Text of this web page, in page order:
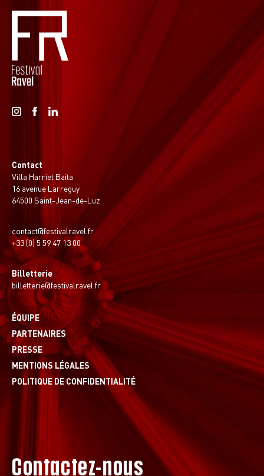
Contact
Villa Harriet Baita
16 avenue Larreguy
64500 Saint-Jean-de-Luz
contact@festivalravel.fr
+33 (0) 5 59 47 13 00
Billetterie
billetterie@festivalravel.fr
ÉQUIPE
PARTENAIRES
PRESSE
MENTIONS LÉGALES
POLITIQUE DE CONFIDENTIALITÉ
Contactez-nous